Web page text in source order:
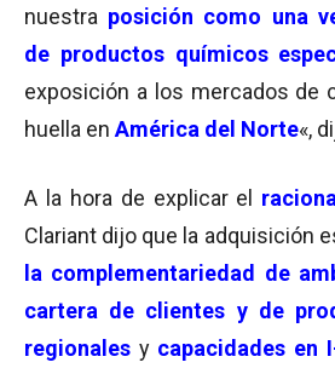
nuestra posición como una
de productos químicos
exposición a los mercados de
huella en América del Norte«,
A la hora de explicar el
Clariant dijo que la adquisición
la complementariedad de
cartera de clientes y de
regionales y capacidades en